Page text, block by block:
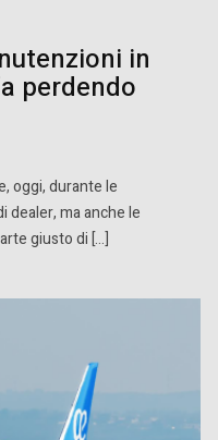
in
perdendo
oggi, durante le
dealer, ma anche le
giusto di […]